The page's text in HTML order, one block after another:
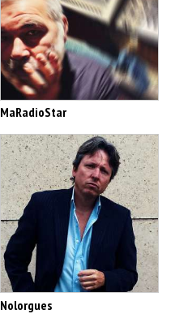
MaRadioStar
Nolorgues